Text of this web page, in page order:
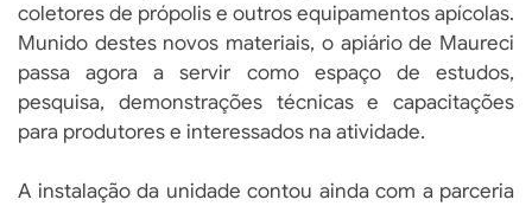
coletores de própolis e outros equipamentos apícolas.
Munido destes novos materiais, o apiário de Maureci
passa agora a servir como espaço de estudos,
pesquisa, demonstrações técnicas e capacitações
para produtores e interessados na atividade.
A instalação da unidade contou ainda com a parceria